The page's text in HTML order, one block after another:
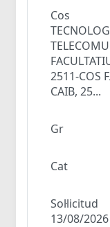
Cos
2511-COS
CAIB, 25...
Gr
Cat
Sol·licitud
13/08/2026